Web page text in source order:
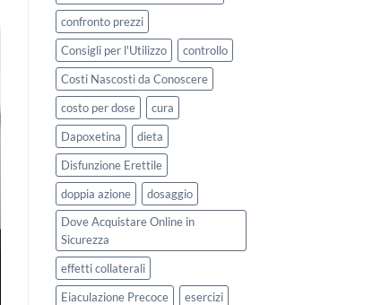
confronto prezzi
Consigli per l'Utilizzo
controllo
Costi Nascosti da Conoscere
costo per dose
cura
Dapoxetina
dieta
Disfunzione Erettile
doppia azione
dosaggio
Dove Acquistare Online in
Sicurezza
effetti collaterali
Eiaculazione Precoce
esercizi